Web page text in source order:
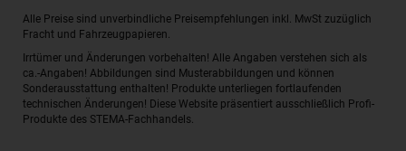
Alle Preise sind unverbindliche Preisempfehlungen inkl. MwSt zuzüglich
Fracht und Fahrzeugpapieren.
Irrtümer und Änderungen vorbehalten! Alle Angaben verstehen sich als
ca.-Angaben! Abbildungen sind Musterabbildungen und können
Sonderausstattung enthalten! Produkte unterliegen fortlaufenden
technischen Änderungen! Diese Website präsentiert ausschließlich Profi-
Produkte des STEMA-Fachhandels.